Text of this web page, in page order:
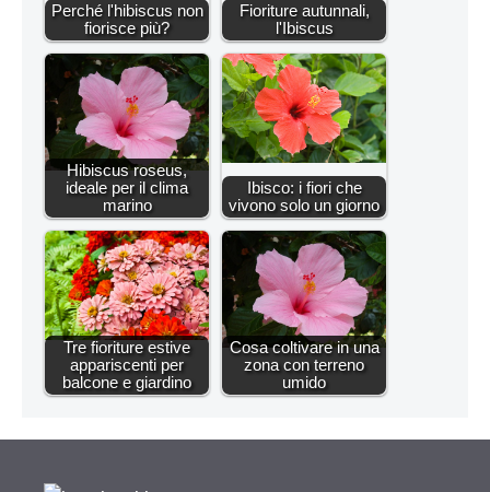
Perché l'hibiscus non
fiorisce più?
Fioriture autunnali,
l'Ibiscus
Hibiscus roseus,
ideale per il clima
marino
Ibisco: i fiori che
vivono solo un giorno
Tre fioriture estive
appariscenti per
balcone e giardino
Cosa coltivare in una
zona con terreno
umido